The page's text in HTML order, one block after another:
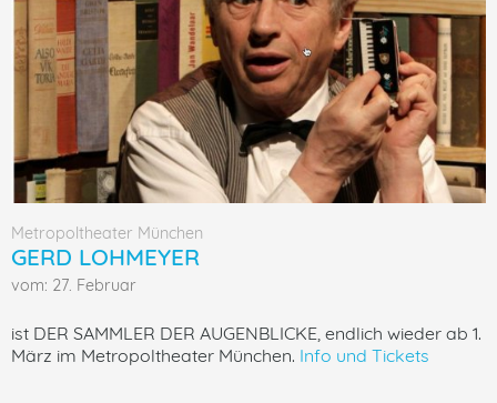
Metropoltheater München
GERD LOHMEYER
vom: 27. Februar
ist DER SAMMLER DER AUGENBLICKE, endlich wieder ab 1.
März im Metropoltheater München. Info und Tickets